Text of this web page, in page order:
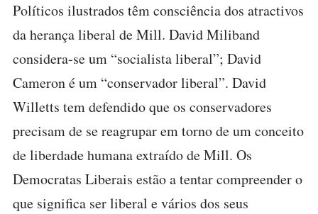
Políticos ilustrados têm consciência dos atractivos
da herança liberal de Mill. David Miliband
considera-se um “socialista liberal”; David
Cameron é um “conservador liberal”. David
Willetts tem defendido que os conservadores
precisam de se reagrupar em torno de um conceito
de liberdade humana extraído de Mill. Os
Democratas Liberais estão a tentar compreender o
que significa ser liberal e vários dos seus